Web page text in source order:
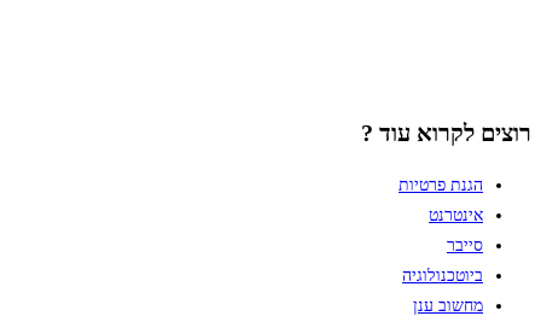
רוצים לקרוא עוד ?
הגנת פרטיות
אינטרנט
סייבר
ביוטכנולוגיה
מחשוב ענן